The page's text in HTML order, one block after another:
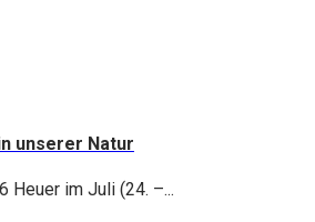
unserer Natur
Heuer im Juli (24. –...